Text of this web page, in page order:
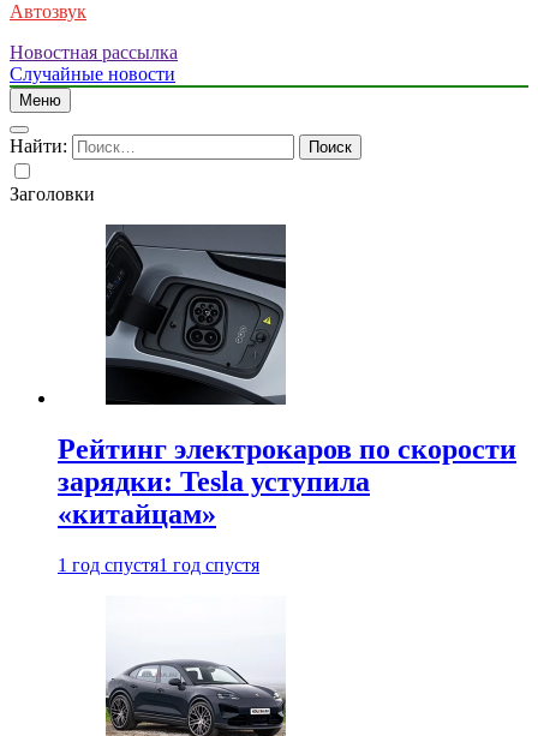
Автозвук
Новостная рассылка
Случайные новости
Меню
Найти:
Заголовки
Рейтинг электрокаров по скорости
зарядки: Tesla уступила
«китайцам»
1 год спустя1 год спустя